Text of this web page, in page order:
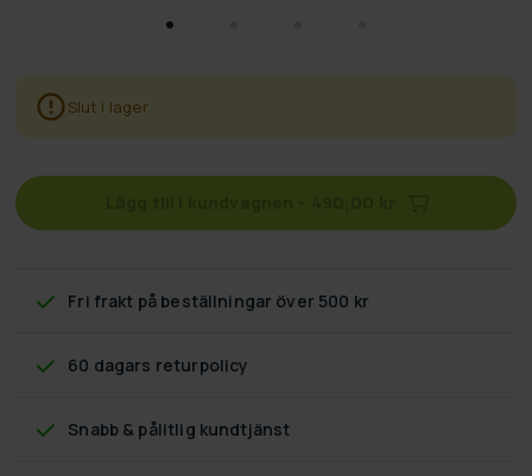
Slut i lager
Fri frakt på beställningar över 500 kr
60 dagars returpolicy
Snabb & pålitlig kundtjänst